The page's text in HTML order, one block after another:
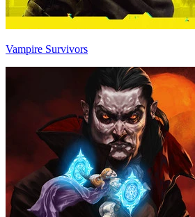
Vampire Survivors